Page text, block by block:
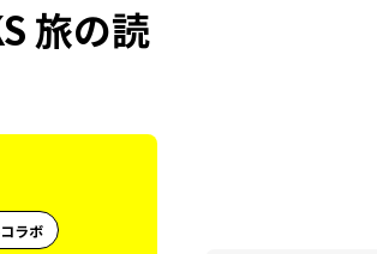
旅の読
ラボ